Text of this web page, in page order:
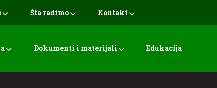
Šta radimo Kontakt
Dokumenti i materijali Edukacija